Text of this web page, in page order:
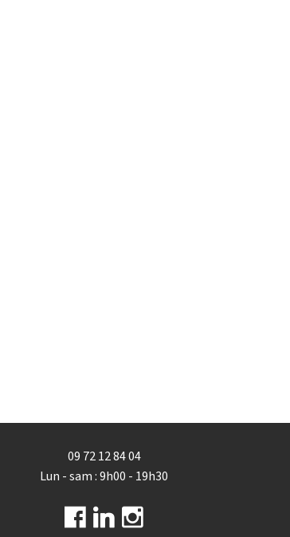
09 72 12 84 04
Lun - sam : 9h00 - 19h30